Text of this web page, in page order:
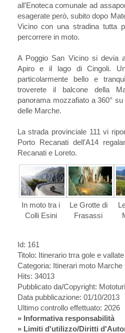
all'Enoteca comunale ad
esagerate però, subito dopo
Vicino con una stradina tutta
percorrere in moto.
A Poggio San Vicino si devia
Apiro e il lago di Cingoli.
particolarmente bello e
troverete il balcone della
panorama mozzafiato a 360°
delle Marche.
La strada provinciale 111 vi
Porto Recanati dell'A14
Recanati e Loreto.
In moto tra i
Colli Esini
Le Grotte di
Frasassi
Id: 161
Titolo: Itinerario trra gole e
Categoria: Itinerari moto Marche
Hits: 34013
Pubblicato da/Copyright:
Data pubblicazione: 01/10/2013
Ultimo controllo effettuato: 2026
» Informativa responsabilità
» Limiti d'utilizzo/Diritti